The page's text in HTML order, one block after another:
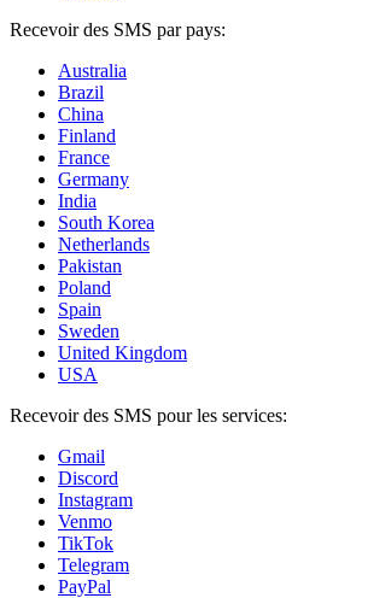
Recevoir des SMS par pays:
Australia
Brazil
China
Finland
France
Germany
India
South Korea
Netherlands
Pakistan
Poland
Spain
Sweden
United Kingdom
USA
Recevoir des SMS pour les services:
Gmail
Discord
Instagram
Venmo
TikTok
Telegram
PayPal